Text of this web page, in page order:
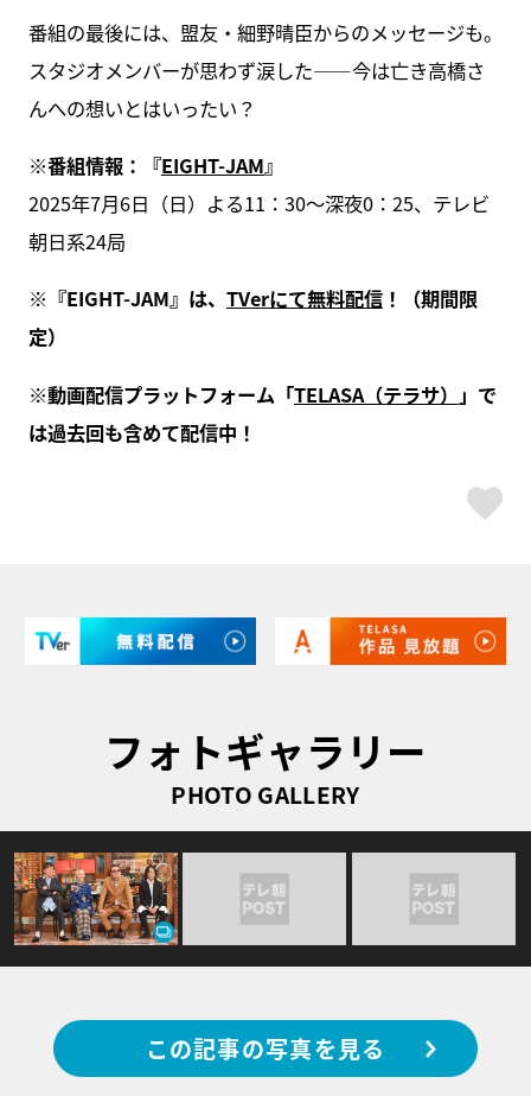
番組の最後には、盟友・細野晴臣からのメッセージも。
スタジオメンバーが思わず涙した――今は亡き高橋さ
んへの想いとはいったい？
※番組情報：『EIGHT-JAM』
2025年7月6日（日）よる11：30～深夜0：25、テレビ
朝日系24局
※『EIGHT-JAM』は、 TVerにて無料配信！（期間限
定）
※動画配信プラットフォーム「TELASA（テラサ） 」で
は過去回も含めて配信中！
フォトギャラリー
PHOTO GALLERY
この記事の写真を見る